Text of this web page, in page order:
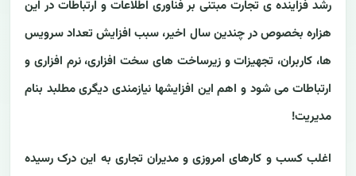
رشد فزاینده ی تجارت مبتنی بر فناوری اطلاعات و ارتباطات در این
هزاره بخصوص در چندین سال اخیر، سبب افزایش تعداد سرویس
ها، کاربران، تجهیزات و زیرساخت های سخت افزاری، نرم افزاری و
ارتباطات می شود و اهم این افزایشها نیازمندی دیگری مطلبد بنام
مدیریت!
اغلب کسب و کارهای امروزی و مدیران تجاری به این درک رسیده